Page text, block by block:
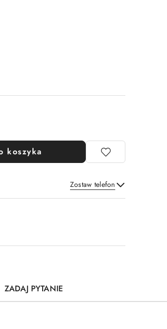
koszyka
Zostaw telefon
Wyślij
ZADAJ PYTANIE